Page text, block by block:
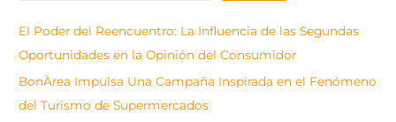
El Poder del Reencuentro: La Influencia de las Segundas
Oportunidades en la Opinión del Consumidor
BonÀrea Impulsa Una Campaña Inspirada en el Fenómeno
del Turismo de Supermercados